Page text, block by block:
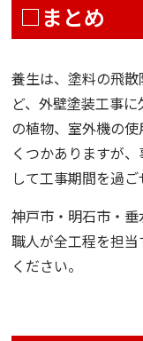
□まとめ
養生は、塗料の飛
ど、外壁塗装工事
の植物、室外機の
くつかありますが
して工事期間を過ご
神戸市・明石市・
職人が全工程を担
ください。